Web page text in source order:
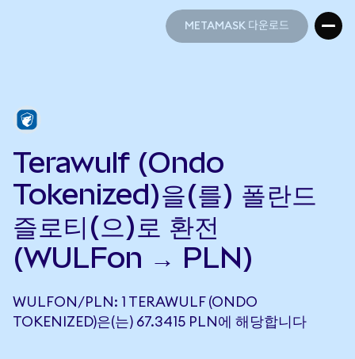
METAMASK 다운로드
Terawulf (Ondo
Tokenized)을(를) 폴란드
즐로티(으)로 환전
(WULFon → PLN)
WULFON/PLN: 1 TERAWULF (ONDO
TOKENIZED)은(는) 67.3415 PLN에 해당합니다